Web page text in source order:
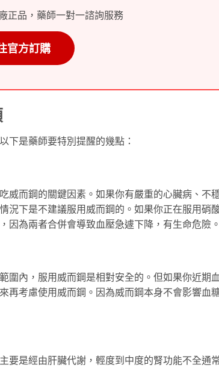
正品，藥師一對一諮詢服務
官方訂購
下是藥師要特別提醒的幾點：
威而鋼的關鍵因素。如果你有嚴重的心臟病、不
況下是不建議服用威而鋼的。如果你正在服用硝
因為兩者合併會導致血壓急遽下降，有生命危險。
圍內，服用威而鋼是相對安全的。但如果你近期
再考慮使用威而鋼。因為威而鋼本身不會影響血
要是經由肝臟代謝，輕度到中度的腎功能不全通